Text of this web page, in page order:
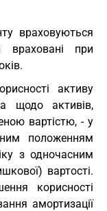
враховуються
при
активу
щодо активів,
вартістю, - у
положенням
з одночасним
вартості.
корисності
амортизації